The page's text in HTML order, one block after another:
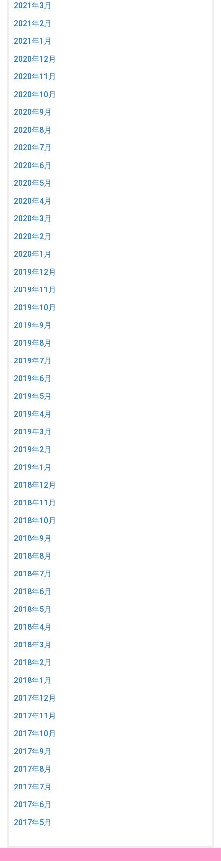
2021年3月
2021年2月
2021年1月
2020年12月
2020年11月
2020年10月
2020年9月
2020年8月
2020年7月
2020年6月
2020年5月
2020年4月
2020年3月
2020年2月
2020年1月
2019年12月
2019年11月
2019年10月
2019年9月
2019年8月
2019年7月
2019年6月
2019年5月
2019年4月
2019年3月
2019年2月
2019年1月
2018年12月
2018年11月
2018年10月
2018年9月
2018年8月
2018年7月
2018年6月
2018年5月
2018年4月
2018年3月
2018年2月
2018年1月
2017年12月
2017年11月
2017年10月
2017年9月
2017年8月
2017年7月
2017年6月
2017年5月